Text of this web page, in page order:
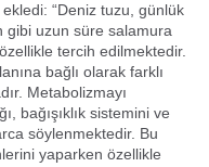
“Deniz tuzu, günlük
gibi uzun süre salamura
tercih edilmektedir.
bağlı olarak farklı
Metabolizmayı
bağışıklık sistemini ve
söylenmektedir. Bu
yaparken özellikle